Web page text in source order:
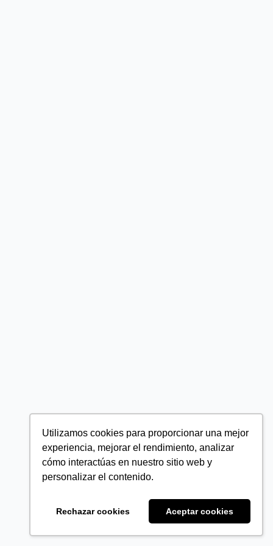
Utilizamos cookies para proporcionar una mejor
experiencia, mejorar el rendimiento, analizar
cómo interactúas en nuestro sitio web y
personalizar el contenido.
Rechazar cookies Aceptar cookies